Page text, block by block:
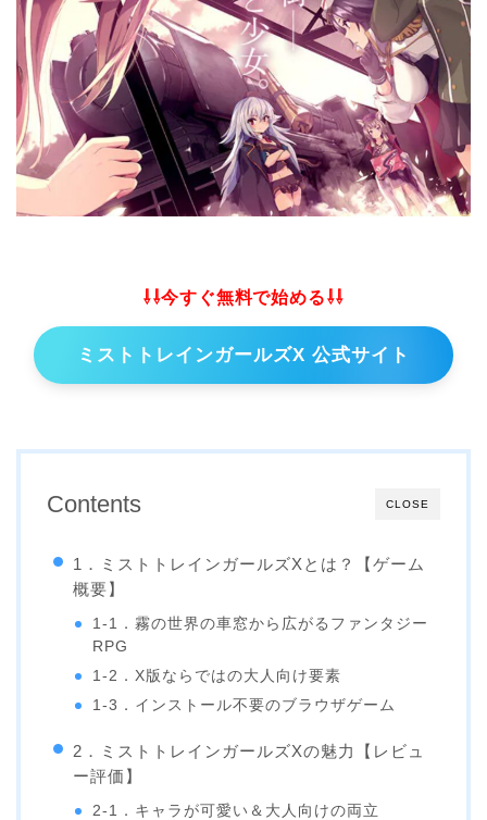
⇩⇩今すぐ無料で始める⇩⇩
ミストトレインガールズX 公式サイト
CLOSE
Contents
1．ミストトレインガールズXとは？【ゲーム
概要】
1-1．霧の世界の車窓から広がるファンタジー
RPG
1-2．X版ならではの大人向け要素
1-3．インストール不要のブラウザゲーム
2．ミストトレインガールズXの魅力【レビュ
ー評価】
2-1．キャラが可愛い＆大人向けの両立